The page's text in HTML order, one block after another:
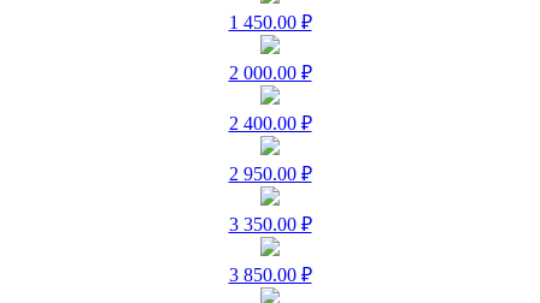
1 450.00 ₽
2 000.00 ₽
2 400.00 ₽
2 950.00 ₽
3 350.00 ₽
3 850.00 ₽